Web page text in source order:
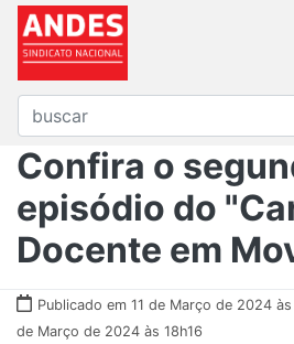
Confira o
episódio do
Docente em
Publicado em 11 de Março de 2024
de Março de 2024 às 18h16